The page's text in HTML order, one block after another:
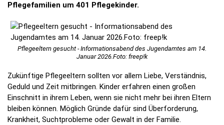
Pflegefamilien um 401 Pflegekinder.
Pflegeeltern gesucht - Informationsabend des Jugendamtes am 14.
Januar 2026.Foto: freep!k
Zukünftige Pflegeeltern sollten vor allem Liebe, Verständnis,
Geduld und Zeit mitbringen. Kinder erfahren einen großen
Einschnitt in ihrem Leben, wenn sie nicht mehr bei ihren Eltern
bleiben können. Möglich Gründe dafür sind Überforderung,
Krankheit, Suchtprobleme oder Gewalt in der Familie.